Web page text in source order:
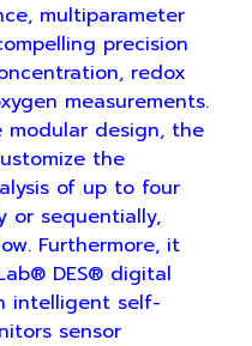
multiparameter
precision
redox
measurements.
design, the
the
of up to four
or sequentially,
Furthermore, it
DES® digital
intelligent self-
sensor